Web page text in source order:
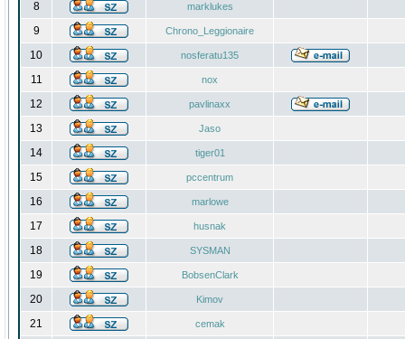
8 marklukes
9 Chrono_Leggionaire
10 nosferatu135
11 nox
12 pavlinaxx
13 Jaso
14 tiger01
15 pccentrum
16 marlowe
17 husnak
18 SYSMAN
19 BobsenClark
20 Kimov
21 cemak